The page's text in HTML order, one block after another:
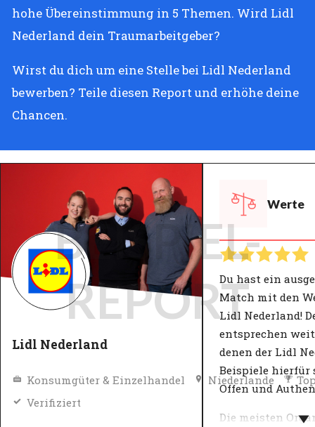
hohe Übereinstimmung in 5 Themen. Wird Lidl
Nederland dein Traumarbeitgeber?
Wirst du dich um eine Stelle bei Lidl Nederland
bewerben? Teile diesen Report und erhöhe deine
Chancen.
Lidl Nederland
Konsumgüter & Einzelhandel Niederlande
Verifiziert
Werte
Du hast ein
Match mit den
Lidl Nederland!
entsprechen
denen der Lidl
Beispiele hierfür
Offen und
Die meisten
BEISPIEL-
REPORT